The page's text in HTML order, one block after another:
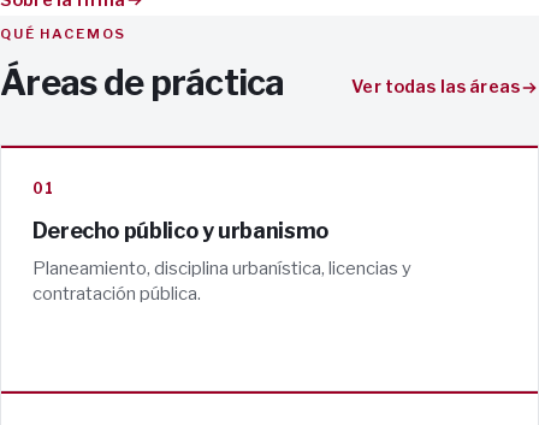
QUÉ HACEMOS
Áreas de práctica Ver todas las áreas
01
Derecho público y urbanismo
Planeamiento, disciplina urbanística, licencias y
contratación pública.